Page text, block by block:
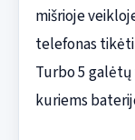
mišrioje
telefonas
Turbo 5
kuriems